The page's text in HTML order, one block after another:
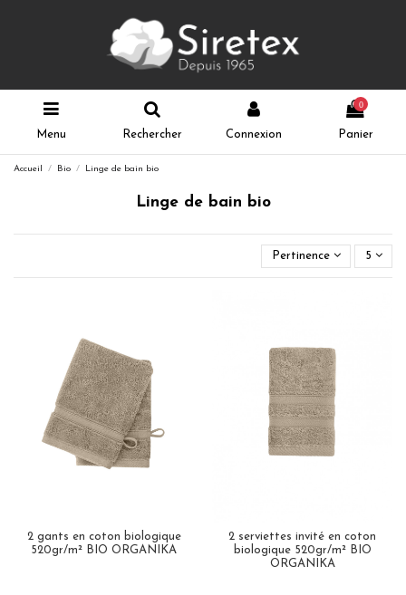
Menu Rechercher Connexion
0
Panier
Accueil Bio Linge de bain bio
Linge de bain bio
Pertinence 5
2 gants en coton biologique
520gr/m² BIO ORGANIKA
2 serviettes invité en coton
biologique 520gr/m² BIO
ORGANIKA